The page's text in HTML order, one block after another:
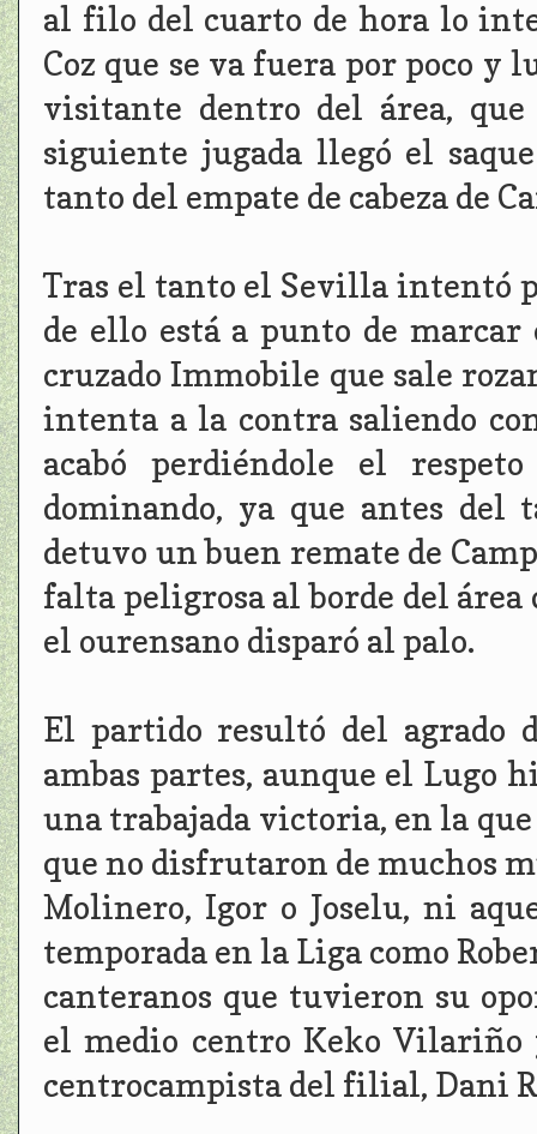
al filo del cuarto de hora lo
Coz que se va fuera por poco y
visitante dentro del área,
siguiente jugada llegó el
tanto del empate de cabeza de
Tras el tanto el Sevilla intentó
de ello está a punto de
cruzado Immobile que sale
intenta a la contra saliendo
acabó perdiéndole el
dominando, ya que antes del
detuvo un buen remate de
falta peligrosa al borde del área
el ourensano disparó al palo.
El partido resultó del agrado
ambas partes, aunque el Lugo
una trabajada victoria, en la
que no disfrutaron de muchos
Molinero, Igor o Joselu, ni
temporada en la Liga como
canteranos que tuvieron su
el medio centro Keko Vilariño
centrocampista del filial, Dani